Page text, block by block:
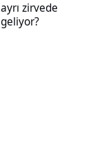
zirvede